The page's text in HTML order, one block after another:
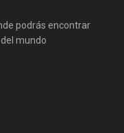
podrás encontrar
mundo